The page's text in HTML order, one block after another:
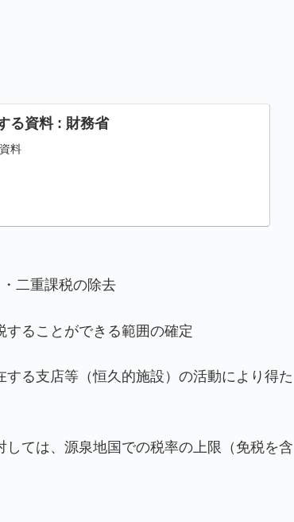
る資料 : 財務省
料
二重課税の除去
ることができる範囲の確定
る支店等（恒久的施設）の活動により得た
ては、源泉地国での税率の上限（免税を含